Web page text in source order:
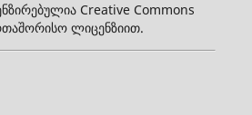
Creative Commons
ლიცენზიით.